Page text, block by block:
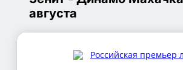
августа
Российская премьер